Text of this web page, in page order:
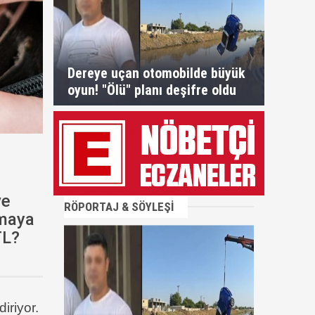
Dereye uçan otomobilde büyük
oyun! "Ölü" planı deşifre oldu
RÖPORTAJ & SÖYLEŞİ